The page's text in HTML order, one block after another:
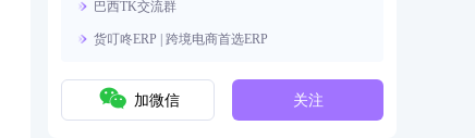
巴西TK交流群
货叮咚ERP | 跨境电商首选ERP
加微信 关注